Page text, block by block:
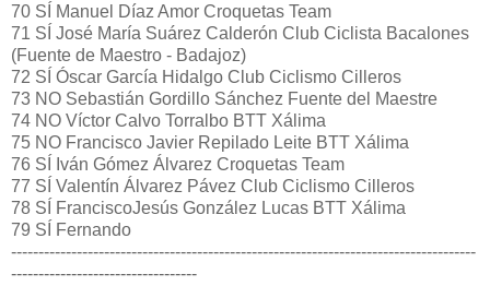
70 SÍ Manuel Díaz Amor Croquetas Team
71 SÍ José María Suárez Calderón Club Ciclista Bacalones
(Fuente de Maestro - Badajoz)
72 SÍ Óscar García Hidalgo Club Ciclismo Cilleros
73 NO Sebastián Gordillo Sánchez Fuente del Maestre
74 NO Víctor Calvo Torralbo BTT Xálima
75 NO Francisco Javier Repilado Leite BTT Xálima
76 SÍ Iván Gómez Álvarez Croquetas Team
77 SÍ Valentín Álvarez Pávez Club Ciclismo Cilleros
78 SÍ FranciscoJesús González Lucas BTT Xálima
79 SÍ Fernando
-------------------------------------------------------------------------------------
----------------------------------